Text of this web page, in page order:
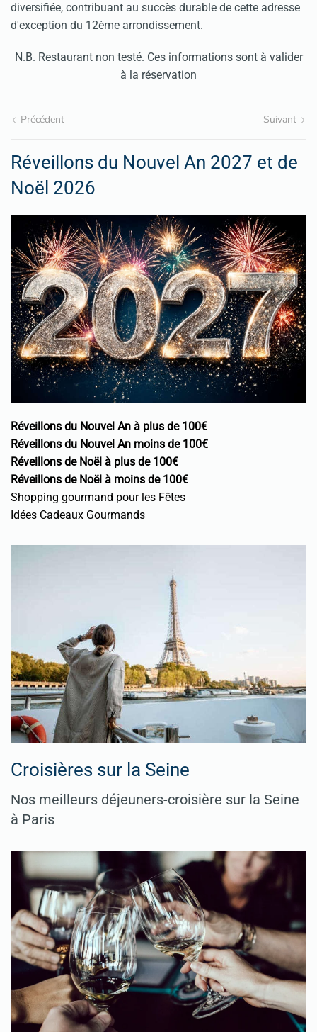
diversifiée, contribuant au succès durable de cette adresse
d'exception du 12ème arrondissement.
N.B. Restaurant non testé. Ces informations sont à valider
à la réservation
Précédent Suivant
Réveillons du Nouvel An 2027 et de
Noël 2026
Réveillons du Nouvel An à plus de 100€
Réveillons du Nouvel An moins de 100€
Réveillons de Noël à plus de 100€
Réveillons de Noël à moins de 100€
Shopping gourmand pour les Fêtes
Idées Cadeaux Gourmands
Croisières sur la Seine
Nos meilleurs déjeuners-croisière sur la Seine
à Paris